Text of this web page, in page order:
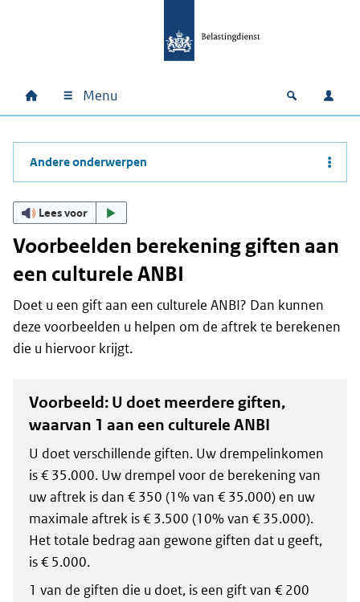
Hoofdnavigatie
Home Menu Open
Andere onderwerpen
Lees voor
Voorbeelden berekening giften aan
een culturele ANBI
Doet u een gift aan een culturele ANBI? Dan kunnen
deze voorbeelden u helpen om de aftrek te berekenen
die u hiervoor krijgt.
Voorbeeld: U doet meerdere giften,
waarvan 1 aan een culturele ANBI
U doet verschillende giften. Uw drempelinkomen
is € 35.000. Uw drempel voor de berekening van
uw aftrek is dan € 350 (1% van € 35.000) en uw
maximale aftrek is € 3.500 (10% van € 35.000).
Het totale bedrag aan gewone giften dat u geeft,
is € 5.000.
1 van de giften die u doet, is een gift van € 200